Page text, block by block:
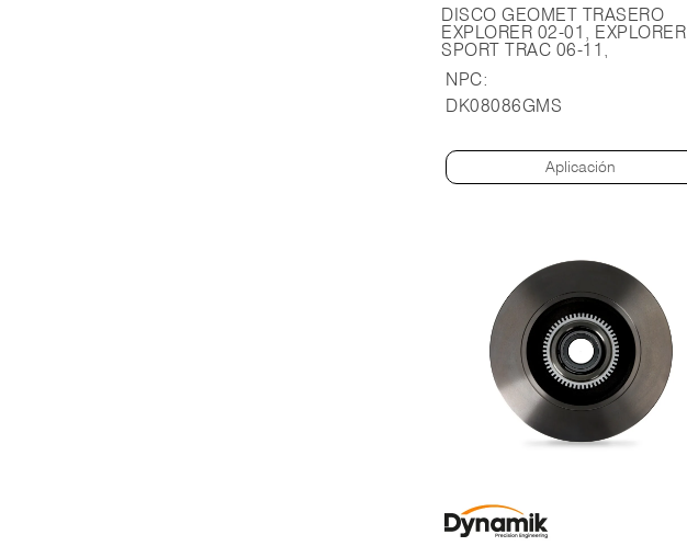
DISCO GEOMET TRASERO
EXPLORER 02-01, EXPLORER
SPORT TRAC 06-11,
MOUNTAINNER 02-05.
NPC:
DK08086GMS
Aplicación